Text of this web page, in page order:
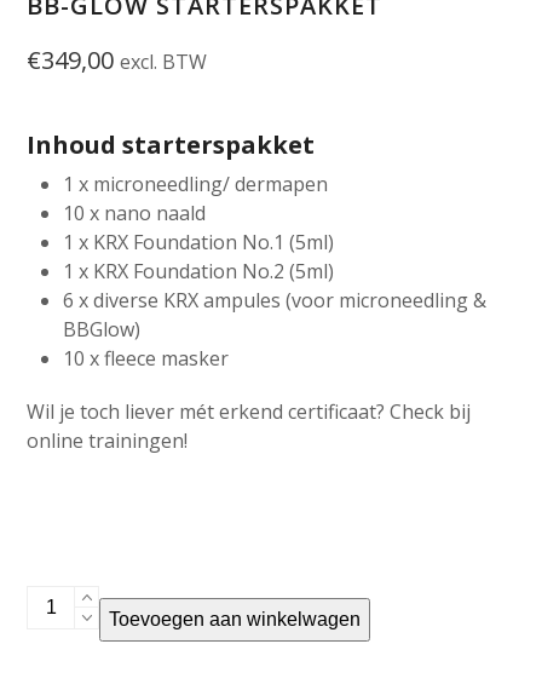
€349,00 excl. BTW
Inhoud starterspakket
1 x microneedling/ dermapen
10 x nano naald
1 x KRX Foundation No.1 (5ml)
1 x KRX Foundation No.2 (5ml)
6 x diverse KRX ampules (voor microneedling &
BBGlow)
10 x fleece masker
Wil je toch liever mét erkend certificaat? Check bij
online trainingen!
BB-
Toevoegen aan winkelwagen